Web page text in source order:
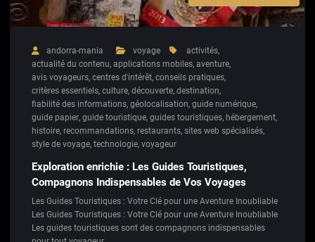
andorra-mania voyage activités,
actualité du contenu, applications mobiles, aventure,
avis voyageurs, centres d'intérêt, conseils pratiques,
critères essentiels, culture, découverte, destination,
fiabilité des informations, géolocalisation, guide numérique,
guide papier, guide touristique, guides touristiques, hébergement,
histoire, recommandations, restaurants, sites web spécialisés,
style de voyage, technologie, voyageur
Exploration enrichie : Les Guides Touristiques,
Compagnons Indispensables de Vos Voyages
Les Guides Touristiques : Votre Clé pour une Aventure Inoubliable
Les Guides Touristiques : Votre Clé pour une Aventure Inoubliable
Les guides touristiques sont des compagnons indispensables